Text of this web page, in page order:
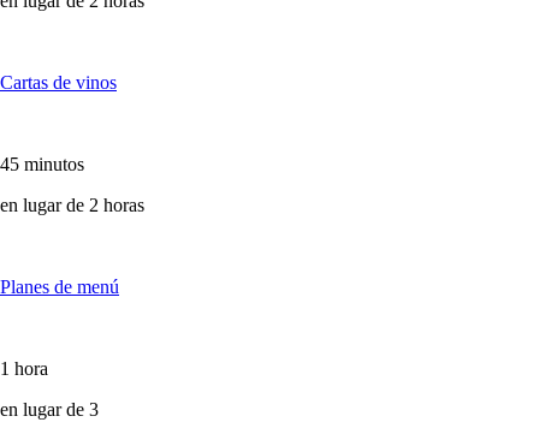
Cartas de vinos
45 minutos
en lugar de 2 horas
Planes de menú
1 hora
en lugar de 3